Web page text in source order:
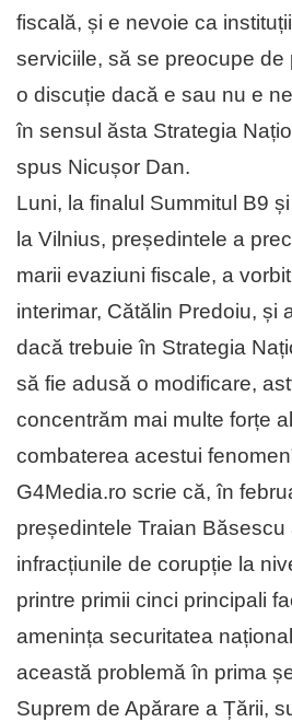
fiscală, și e nevoie ca
serviciile, să se preocupe de
o discuție dacă e sau nu e
în sensul ăsta Strategia
spus Nicușor Dan.
Luni, la finalul Summitul B9
la Vilnius, președintele a
marii evaziuni fiscale, a
interimar, Cătălin Predoiu, și
dacă trebuie în Strategia
să fie adusă o modificare,
concentrăm mai multe forțe
combaterea acestui
G4Media.ro scrie că, în
președintele Traian Băsescu
infracțiunile de corupție la
printre primii cinci principali
amenința securitatea
această problemă în prima
Suprem de Apărare a Țării,